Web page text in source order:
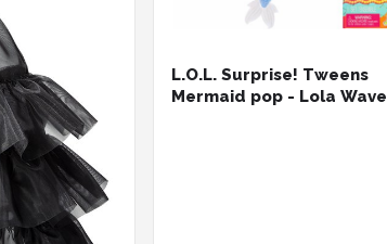
L.O.L. Surprise! Tweens
Mermaid pop - Lola